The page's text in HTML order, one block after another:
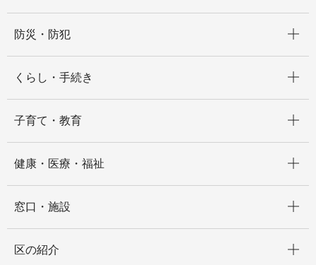
防災・防犯
くらし・手続き
子育て・教育
健康・医療・福祉
窓口・施設
区の紹介